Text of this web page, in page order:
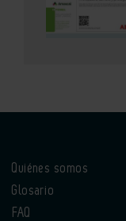
Quiénes somos
Glosario
FAQ